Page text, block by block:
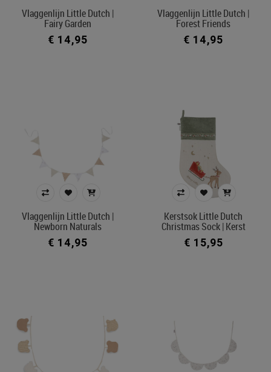
Vlaggenlijn Little Dutch |
Fairy Garden
€ 14,95
Vlaggenlijn Little Dutch |
Forest Friends
€ 14,95
Vlaggenlijn Little Dutch |
Newborn Naturals
€ 14,95
Kerstsok Little Dutch
Christmas Sock | Kerst
€ 15,95